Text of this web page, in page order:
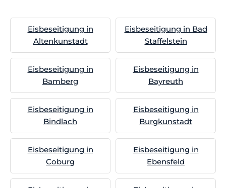
Eisbeseitigung in
Altenkunstadt
Eisbeseitigung in Bad
Staffelstein
Eisbeseitigung in
Bamberg
Eisbeseitigung in
Bayreuth
Eisbeseitigung in
Bindlach
Eisbeseitigung in
Burgkunstadt
Eisbeseitigung in
Coburg
Eisbeseitigung in
Ebensfeld